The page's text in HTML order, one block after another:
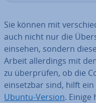
Sie können mit
auch nicht nur die
einsehen, sondern
Arbeit al­ler­dings mit
zu über­prü­fen, ob die
ein­setz­bar sind, hilft
Ubuntu-Version. Einige